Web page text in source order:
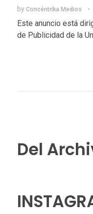
by Concéntrika Medios
Este anuncio está
de Publicidad de la
Del